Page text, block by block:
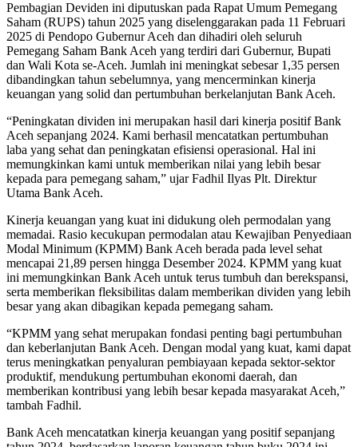
Pembagian Deviden ini diputuskan pada Rapat Umum Pemegang
Saham (RUPS) tahun 2025 yang diselenggarakan pada 11 Februari
2025 di Pendopo Gubernur Aceh dan dihadiri oleh seluruh
Pemegang Saham Bank Aceh yang terdiri dari Gubernur, Bupati
dan Wali Kota se-Aceh. Jumlah ini meningkat sebesar 1,35 persen
dibandingkan tahun sebelumnya, yang mencerminkan kinerja
keuangan yang solid dan pertumbuhan berkelanjutan Bank Aceh.
“Peningkatan dividen ini merupakan hasil dari kinerja positif Bank
Aceh sepanjang 2024. Kami berhasil mencatatkan pertumbuhan
laba yang sehat dan peningkatan efisiensi operasional. Hal ini
memungkinkan kami untuk memberikan nilai yang lebih besar
kepada para pemegang saham,” ujar Fadhil Ilyas Plt. Direktur
Utama Bank Aceh.
Kinerja keuangan yang kuat ini didukung oleh permodalan yang
memadai. Rasio kecukupan permodalan atau Kewajiban Penyediaan
Modal Minimum (KPMM) Bank Aceh berada pada level sehat
mencapai 21,89 persen hingga Desember 2024. KPMM yang kuat
ini memungkinkan Bank Aceh untuk terus tumbuh dan berekspansi,
serta memberikan fleksibilitas dalam memberikan dividen yang lebih
besar yang akan dibagikan kepada pemegang saham.
“KPMM yang sehat merupakan fondasi penting bagi pertumbuhan
dan keberlanjutan Bank Aceh. Dengan modal yang kuat, kami dapat
terus meningkatkan penyaluran pembiayaan kepada sektor-sektor
produktif, mendukung pertumbuhan ekonomi daerah, dan
memberikan kontribusi yang lebih besar kepada masyarakat Aceh,”
tambah Fadhil.
Bank Aceh mencatatkan kinerja keuangan yang positif sepanjang